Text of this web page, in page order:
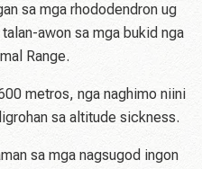
sa mga rhododendron ug
awon sa mga bukid nga
Range.
metros, nga naghimo niini
sa altitude sickness.
sa mga nagsugod ingon